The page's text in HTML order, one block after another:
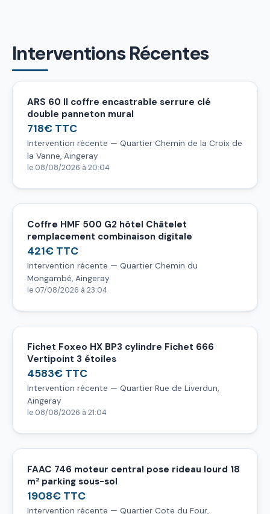
Interventions Récentes
ARS 60 II coffre encastrable serrure clé
double panneton mural
718€ TTC
Intervention récente — Quartier Chemin de la Croix de
la Vanne, Aingeray
le 08/08/2026 à 20:04
Coffre HMF 500 G2 hôtel Châtelet
remplacement combinaison digitale
421€ TTC
Intervention récente — Quartier Chemin du
Mongambé, Aingeray
le 07/08/2026 à 23:04
Fichet Foxeo HX BP3 cylindre Fichet 666
Vertipoint 3 étoiles
4583€ TTC
Intervention récente — Quartier Rue de Liverdun,
Aingeray
le 08/08/2026 à 21:04
FAAC 746 moteur central pose rideau lourd 18
m² parking sous-sol
1908€ TTC
Intervention récente — Quartier Cote du Four,